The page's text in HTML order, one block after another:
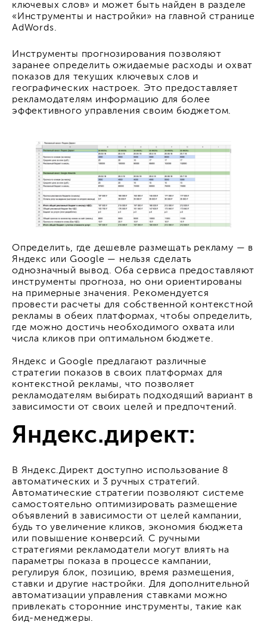
ключевых слов» и может быть найден в разделе
«Инструменты и настройки» на главной странице
AdWords.
Инструменты прогнозирования позволяют
заранее определить ожидаемые расходы и охват
показов для текущих ключевых слов и
географических настроек. Это предоставляет
рекламодателям информацию для более
эффективного управления своим бюджетом.
Определить, где дешевле размещать рекламу — в
Яндекс или Google — нельзя сделать
однозначный вывод. Оба сервиса предоставляют
инструменты прогноза, но они ориентированы
на примерные значения. Рекомендуется
провести расчеты для собственной контекстной
рекламы в обеих платформах, чтобы определить,
где можно достичь необходимого охвата или
числа кликов при оптимальном бюджете.
Яндекс и Google предлагают различные
стратегии показов в своих платформах для
контекстной рекламы, что позволяет
рекламодателям выбирать подходящий вариант в
зависимости от своих целей и предпочтений.
Яндекс.директ:
В Яндекс.Директ доступно использование 8
автоматических и 3 ручных стратегий.
Автоматические стратегии позволяют системе
самостоятельно оптимизировать размещение
объявлений в зависимости от целей кампании,
будь то увеличение кликов, экономия бюджета
или повышение конверсий. С ручными
стратегиями рекламодатели могут влиять на
параметры показа в процессе кампании,
регулируя блок, позицию, время размещения,
ставки и другие настройки. Для дополнительной
автоматизации управления ставками можно
привлекать сторонние инструменты, такие как
бид-менеджеры.